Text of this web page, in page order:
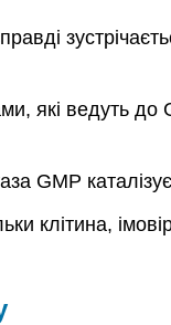
які ведуть
GMP
клітина,